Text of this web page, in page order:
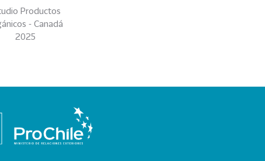
Productos
- Canadá
2025